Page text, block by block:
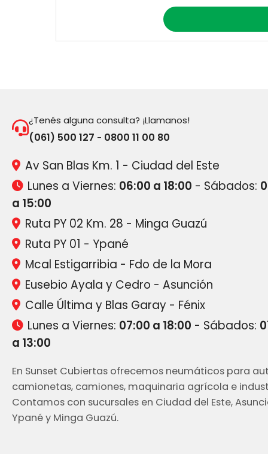
¿Tenés alguna consulta? ¡Llamanos!
(061) 500 127 - 0800 11 00 80
Av San Blas Km. 1 - Ciudad del Este
Lunes a Viernes: 06:00 a 18:00 - Sábados:
a 15:00
Ruta PY 02 Km. 28 - Minga Guazú
Ruta PY 01 - Ypané
Mcal Estigarribia - Fdo de la Mora
Eusebio Ayala y Cedro - Asunción
Calle Última y Blas Garay - Fénix
Lunes a Viernes: 07:00 a 18:00 - Sábados:
a 13:00
En Sunset Cubiertas ofrecemos neumáticos para
camionetas, camiones, maquinaria agrícola e
Contamos con sucursales en Ciudad del Este,
Ypané y Minga Guazú.